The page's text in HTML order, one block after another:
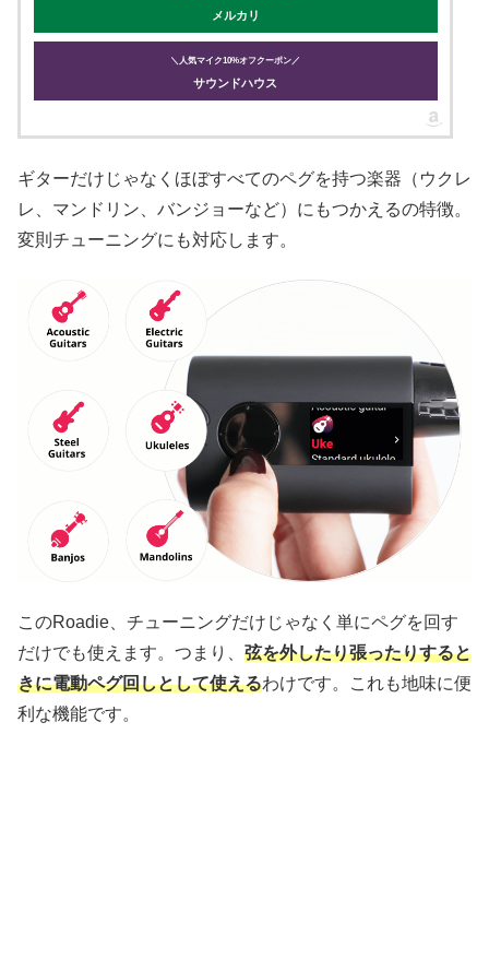
メルカリ
＼人気マイク10%オフクーポン／
サウンドハウス
ギターだけじゃなくほぼすべてのペグを持つ楽器（ウクレ
レ、マンドリン、バンジョーなど）にもつかえるの特徴。
変則チューニングにも対応します。
このRoadie、チューニングだけじゃなく単にペグを回す
だけでも使えます。つまり、 弦を外したり張ったりすると
きに電動ペグ回しとして使えるわけです。これも地味に便
利な機能です。